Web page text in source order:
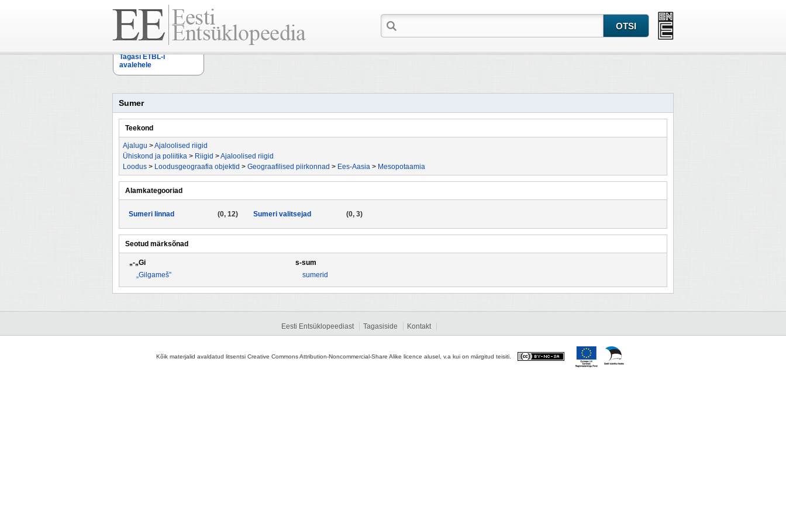
Tagasi ETBL-i
avalehele
Sumer
Teekond
Ajalugu >Ajaloolised riigid
Ühiskond ja poliitika > Riigid >Ajaloolised riigid
Loodus > Loodusgeograafia objektid > Geograafilised piirkonnad > Ees-Aasia > Mesopotaamia
Alamkategooriad
(0, 12)
Sumeri linnad (0, 3)
Sumeri valitsejad
Seotud märksõnad
„-„Gi
„Gilgameš”
s-sum
sumerid
Eesti Entsüklopeediast Tagasiside Kontakt
Kõik materjalid avaldatud litsentsi Creative Commons Attribution-Noncommercial-Share Alike licence alusel, v.a kui on märgitud teisiti.